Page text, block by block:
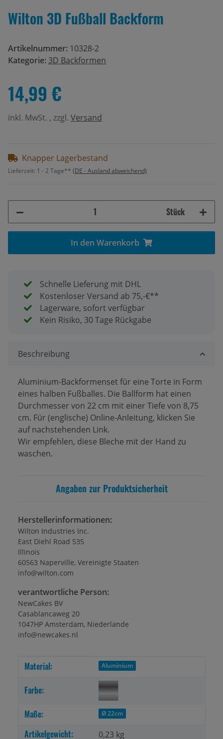
Wilton 3D Fußball Backform
Artikelnummer: 10328-2
Kategorie: 3D Backformen
14,99 €
inkl. MwSt. , zzgl. Versand
Knapper Lagerbestand
Lieferzeit: 1 - 2 Tage** (DE - Ausland abweichend)
Stück
In den Warenkorb
Schnelle Lieferung mit DHL
Kostenloser Versand ab 75,-€**
Lagerware, sofort verfügbar
Kein Risiko, 30 Tage Rückgabe
Beschreibung
Aluminium-Backformenset für eine Torte in Form
eines halben Fußballes. Die Ballform hat einen
Durchmesser von 22 cm mit einer Tiefe von 8,75
cm. Für (englische) Online-Anleitung, klicken Sie
auf nachstehenden Link.
Wir empfehlen, diese Bleche mit der Hand zu
waschen.
Angaben zur Produktsicherheit
Herstellerinformationen:
Wilton Industries Inc.
East Diehl Road 535
Illinois
60563 Naperville, Vereinigte Staaten
info@wilton.com
verantwortliche Person:
NewCakes BV
Casablancaweg 20
1047HP Amsterdam, Niederlande
info@newcakes.nl
Produkteigenschaft
Wert
Material: Aluminium
Farbe:
Maße:
Ø 22cm
Artikelgewicht: 0,23 kg